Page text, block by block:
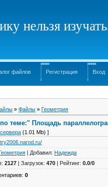
нельзя
файлов Регистрация Вход
» Файлы » Геометрия
теме:" Площадь
(1.01 Mb) ]
| Добавил: Надежда
: 2127 | Загрузок: 470 | Рейтинг: 0.0/0
: 0